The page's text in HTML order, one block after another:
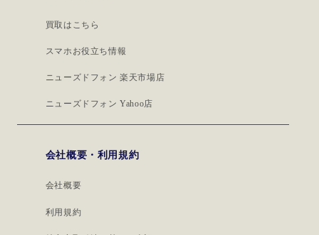
買取はこちら
スマホお役立ち情報
ニューズドフォン 楽天市場店
ニューズドフォン Yahoo店
会社概要・利用規約
会社概要
利用規約